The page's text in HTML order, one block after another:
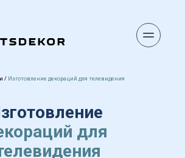
/ Изготовление декораций для телевидения
для